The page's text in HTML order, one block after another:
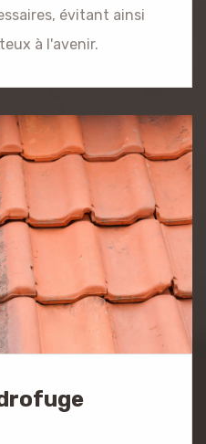
évitant ainsi
à l'avenir.